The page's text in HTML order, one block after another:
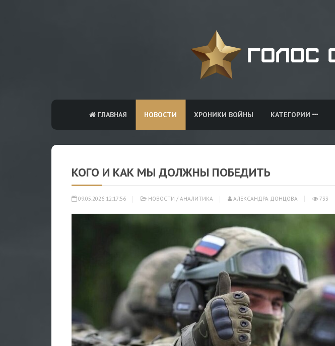
ГЛАВНАЯ НОВОСТИ ХРОНИКИ ВОЙНЫ КАТЕГОРИИ
КОГО И КАК МЫ ДОЛЖНЫ ПОБЕДИТЬ
09.05.2026 12:17:56 НОВОСТИ / АНАЛИТИКА АЛЕКСАНДРА ДОНЦОВА 733